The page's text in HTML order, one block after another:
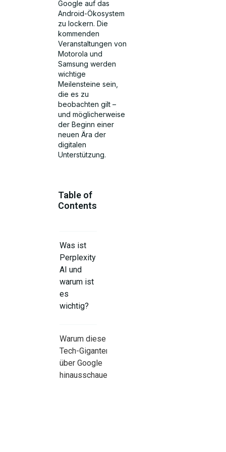
Google auf das
Android-Ökosystem
zu lockern. Die
kommenden
Veranstaltungen von
Motorola und
Samsung werden
wichtige
Meilensteine sein,
die es zu
beobachten gilt –
und möglicherweise
der Beginn einer
neuen Ära der
digitalen
Unterstützung.
Table of
Contents
Was ist
Perplexity
AI und
warum ist
es
wichtig?
Warum diese
Tech-Giganten
über Google
hinausschauen